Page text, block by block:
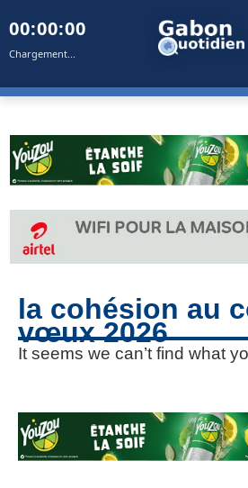
00:00:00
Chargement...
la cohésion au
vœux 2026
It seems we can’t find what